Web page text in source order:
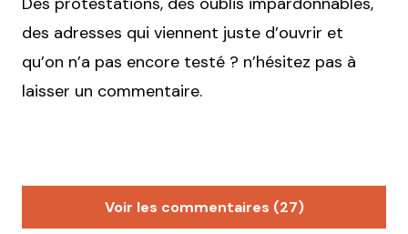
des adresses qui viennent juste d’ouvrir et
qu’on n’a pas encore testé ? n’hésitez pas à
laisser un commentaire.
Voir les commentaires (27)